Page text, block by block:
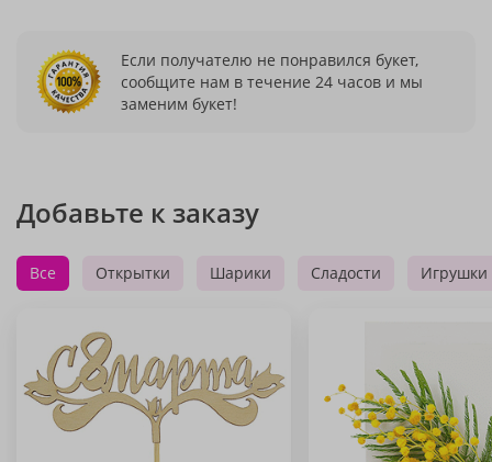
Если получателю не понравился букет,
сообщите нам в течение 24 часов и мы
заменим букет!
Добавьте к заказу
Все Открытки Шарики Сладости Игрушки